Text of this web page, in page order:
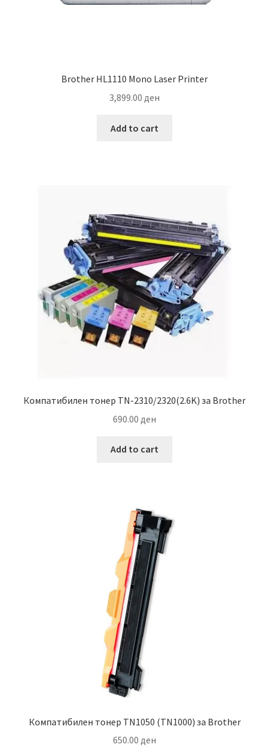
Brother HL1110 Mono Laser Printer
3,899.00 ден
Add to cart
Компатибилен тонер TN-2310/2320(2.6K) за Brother
690.00 ден
Add to cart
Компатибилен тонер TN1050 (TN1000) за Brother
650.00 ден